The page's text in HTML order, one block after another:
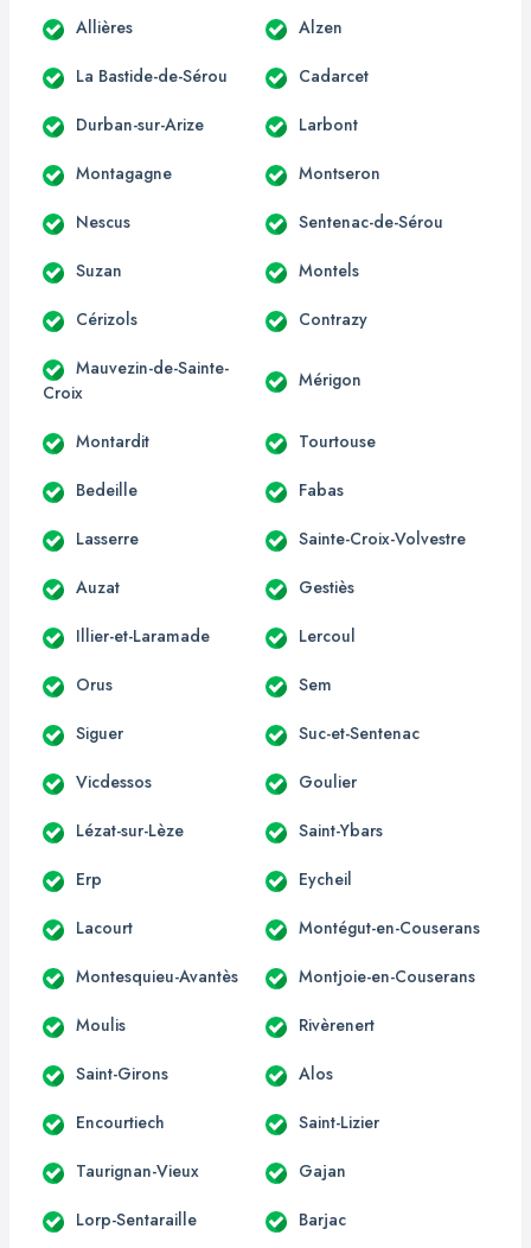
Allières Alzen
La Bastide-de-Sérou Cadarcet
Durban-sur-Arize Larbont
Montagagne Montseron
Nescus Sentenac-de-Sérou
Suzan Montels
Cérizols Contrazy
Mauvezin-de-Sainte-
Croix
Mérigon
Montardit Tourtouse
Bedeille Fabas
Lasserre Sainte-Croix-Volvestre
Auzat Gestiès
Illier-et-Laramade Lercoul
Orus Sem
Siguer Suc-et-Sentenac
Vicdessos Goulier
Lézat-sur-Lèze Saint-Ybars
Erp Eycheil
Lacourt Montégut-en-Couserans
Montesquieu-Avantès Montjoie-en-Couserans
Moulis Rivèrenert
Saint-Girons Alos
Encourtiech Saint-Lizier
Taurignan-Vieux Gajan
Lorp-Sentaraille Barjac